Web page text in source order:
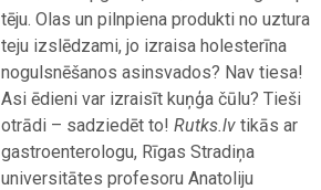
tēju. Olas un pilnpiena produkti no uztura
teju izslēdzami, jo izraisa holesterīna
nogulsnēšanos asinsvados? Nav tiesa!
Asi ēdieni var izraisīt kuņģa čūlu? Tieši
otrādi – sadziedēt to! Rutks.lv tikās ar
gastroenterologu, Rīgas Stradiņa
universitātes profesoru Anatoliju